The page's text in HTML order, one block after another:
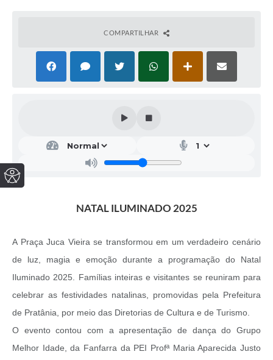
COMPARTILHAR
NATAL ILUMINADO 2025
A Praça Juca Vieira se transformou em um verdadeiro cenário
de luz, magia e emoção durante a programação do Natal
Iluminado 2025. Famílias inteiras e visitantes se reuniram para
celebrar as festividades natalinas, promovidas pela Prefeitura
de Pratânia, por meio das Diretorias de Cultura e de Turismo.
O evento contou com a apresentação de dança do Grupo
Melhor Idade, da Fanfarra da PEI Profª Maria Aparecida Justo